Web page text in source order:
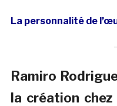
La personnalité de
Ramiro
la création